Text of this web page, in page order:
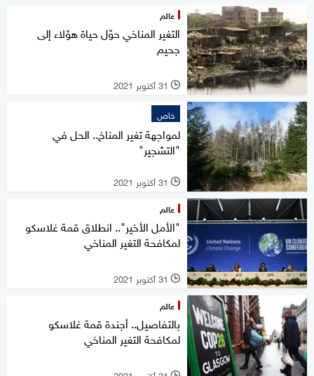
عالم
التغير المناخي حوّل حياة هؤلاء إلى
جحيم
l 31 أكتوبر 2021
خاص
لمواجهة تغير المناخ.. الحل في
"التشجير"
l 31 أكتوبر 2021
عالم
"الأمل الأخير".. انطلاق قمة غلاسكو
لمكافحة التغير المناخي
l 31 أكتوبر 2021
عالم
بالتفاصيل.. أجندة قمة غلاسكو
لمكافحة التغير المناخي